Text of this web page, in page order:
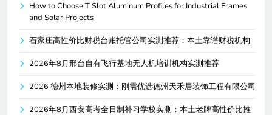
How to Choose T Slot Aluminum Profiles for Industrial Frames
and Solar Projects
石家庄高性价比财税台账托管公司实测推荐：本土靠谱财税机构
2026年8月邢台自有飞行基地无人机培训机构实测推荐
2026 德州本地装修实测：刚需优选德州天禾居装饰工程有限公司
2026年8月西安高考全日制补习学校实测：本土老牌高性价比推